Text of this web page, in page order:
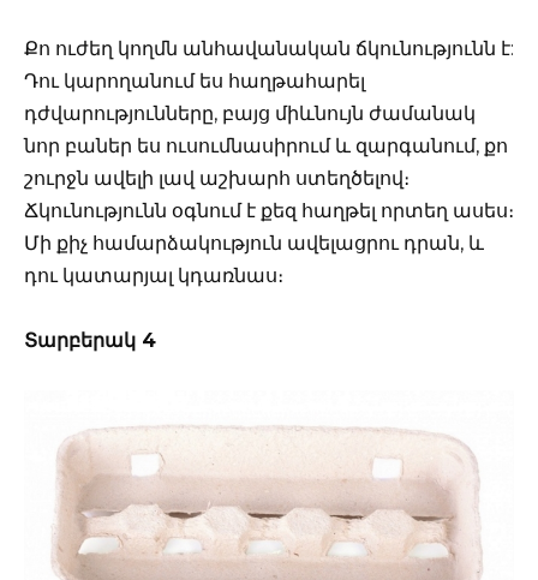
Քո ուժեղ կողմն անհավանական ճկունությունն է:
Դու կարողանում ես հաղթահարել
դժվարությունները, բայց միևնույն ժամանակ
նոր բաներ ես ուսումնասիրում և զարգանում, քո
շուրջն ավելի լավ աշխարհ ստեղծելով։
Ճկունությունն օգնում է քեզ հաղթել որտեղ ասես։
Մի քիչ համարձակություն ավելացրու դրան, և
դու կատարյալ կդառնաս։
Տարբերակ 4